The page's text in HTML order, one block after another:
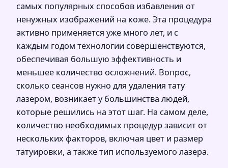
самых популярных способов избавления от
ненужных изображений на коже. Эта процедура
активно применяется уже много лет, и с
каждым годом технологии совершенствуются,
обеспечивая большую эффективность и
меньшее количество осложнений. Вопрос,
сколько сеансов нужно для удаления тату
лазером, возникает у большинства людей,
которые решились на этот шаг. На самом деле,
количество необходимых процедур зависит от
нескольких факторов, включая цвет и размер
татуировки, а также тип используемого лазера.